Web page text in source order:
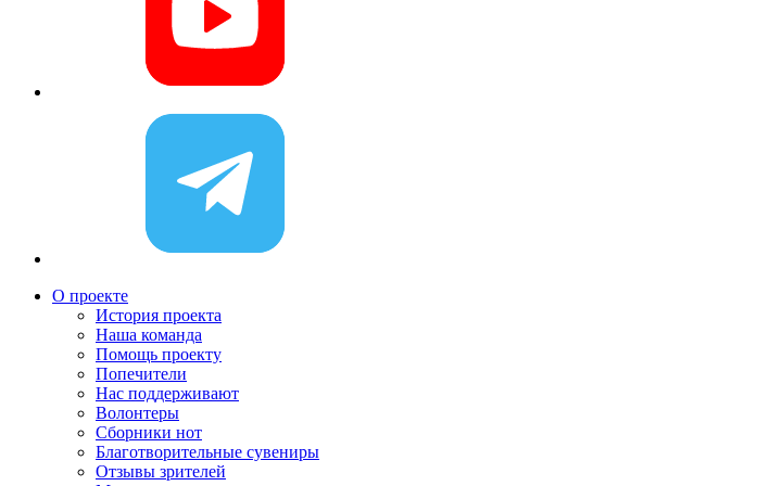
О проекте
История проекта
Наша команда
Помощь проекту
Попечители
Нас поддерживают
Волонтеры
Сборники нот
Благотворительные сувениры
Отзывы зрителей